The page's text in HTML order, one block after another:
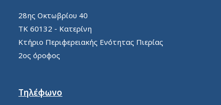
28ης Οκτωβρίου 40
ΤΚ 60132 - Κατερίνη
Κτήριο Περιφερειακής Ενότητας Πιερίας
2ος όροφος
Τηλέφωνο